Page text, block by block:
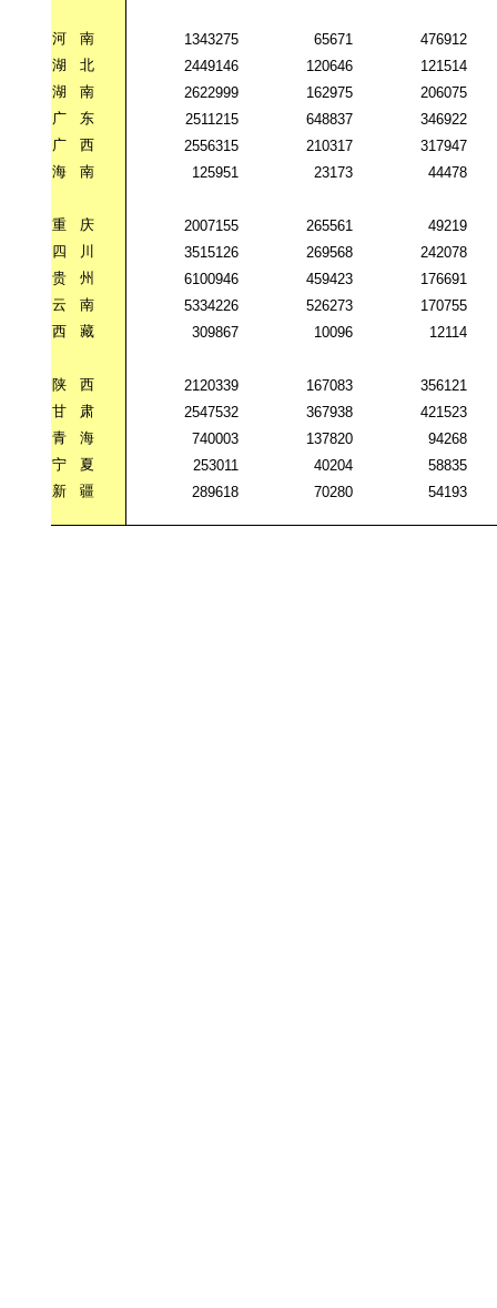
河 南 1343275 65671
476912
湖
北 2449146 120646
121514
湖
南 2622999 162975
206075
广
东 2511215 648837
346922
广
西 2556315 210317
317947
海
南 125951 23173 44478
重 庆 2007155 265561
49219
四
川 3515126 269568
242078
贵
州 6100946 459423
176691
云
南 5334226 526273
170755
西
藏 309867 10096 12114
陕 西 2120339 167083
356121
甘
肃 2547532 367938
421523
青
海 740003 137820
94268
宁
夏 253011 40204
58835
新
疆 289618 70280 54193